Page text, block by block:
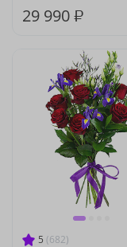
29 990 ₽
5 (682)